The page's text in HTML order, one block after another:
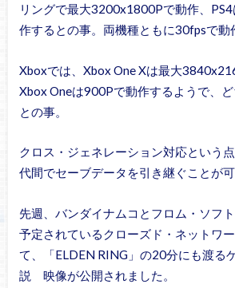
リングで最大3200x1800Pで動作、
作するとの事。両機種ともに30fpsで動
Xboxでは、Xbox One Xは最大
Xbox Oneは900Pで動作するようで、
との事。
クロス・ジェネレーション対応という
代間でセーブデータを引き継ぐことが可
先週、バンダイナムコとフロム・ソフ
予定されているクローズド・ネットワ
て、「ELDEN RING」の20分にも渡る
説 映像が公開されました。